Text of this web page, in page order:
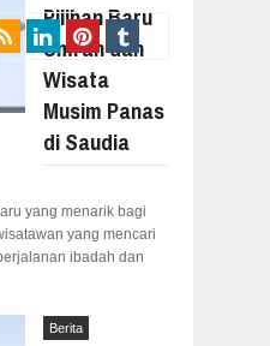
Pilihan Baru
Umrah dan
Wisata
Musim Panas
di Saudia
yang menarik bagi
yang mencari
ibadah dan
Berita